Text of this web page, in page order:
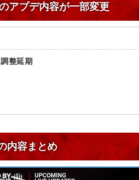
アプデ内容が一部変更
整延期
内容まとめ